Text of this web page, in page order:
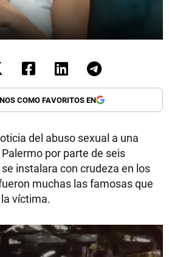
COMO FAVORITOS EN
del abuso sexual a una
por parte de seis
instalara con crudeza en los
muchas las famosas que
víctima.